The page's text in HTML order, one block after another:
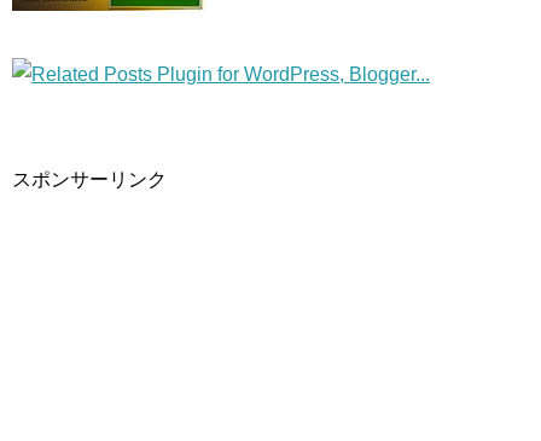
スポンサーリンク